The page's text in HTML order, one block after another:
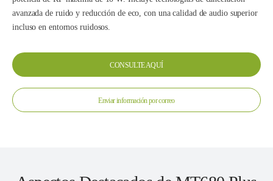
avanzada de ruido y reducción de eco, con una calidad de audio superior
incluso en entornos ruidosos.
CONSULTE AQUÍ
Enviar información por correo